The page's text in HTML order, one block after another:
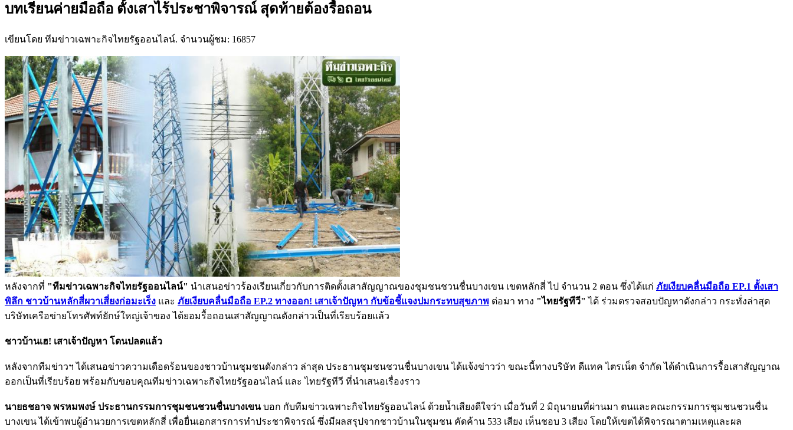
บทเรียนค่ายมือถือ ตั้งเสาไร้ประชาพิจารณ์ สุดท้ายต้องรื้อถอน
เขียนโดย ทีมข่าวเฉพาะกิจไทยรัฐออนไลน์. จำนวนผู้ชม: 16857
หลังจากที่ "ทีมข่าวเฉพาะกิจไทยรัฐออนไลน์" นำเสนอข่าวร้องเรียนเกี่ยวกับการติดตั้งเสาสัญญาณของชุมชนชวนชื่นบางเขน เขตหลักสี่ ไป จำนวน 2 ตอน ซึ่งได้แก่ ภัยเงียบคลื่นมือถือ EP.1 ตั้งเสา
พิลึก ชาวบ้านหลักสี่ผวาเสี่ยงก่อมะเร็ง และ ภัยเงียบคลื่นมือถือ EP.2 ทางออก! เสาเจ้าปัญหา กับข้อชี้แจงปมกระทบสุขภาพ ต่อมา ทาง "ไทยรัฐทีวี"ได้ ร่วมตรวจสอบปัญหาดังกล่าว กระทั่งล่าสุด
บริษัทเครือข่ายโทรศัพท์ยักษ์ใหญ่เจ้าของ ได้ยอมรื้อถอนเสาสัญญาณดังกล่าวเป็นที่เรียบร้อยแล้ว
ชาวบ้านเฮ! เสาเจ้าปัญหา โดนปลดแล้ว
หลังจากทีมข่าวฯ ได้เสนอข่าวความเดือดร้อนของชาวบ้านชุมชนดังกล่าว ล่าสุด ประธานชุมชนชวนชื่นบางเขน ได้แจ้งข่าวว่า ขณะนี้ทางบริษัท ดีแทค ไตรเน็ต จำกัด ได้ดำเนินการรื้อเสาสัญญาณ
ออกเป็นที่เรียบร้อย พร้อมกับขอบคุณทีมข่าวเฉพาะกิจไทยรัฐออนไลน์ และ ไทยรัฐทีวี ที่นำเสนอเรื่องราว
นายธชอาจ พรหมพงษ์ ประธานกรรมการชุมชนชวนชื่นบางเขนบอก กับทีมข่าวเฉพาะกิจไทยรัฐออนไลน์ ด้วยน้ำเสียงดีใจว่า เมื่อวันที่ 2 มิถุนายนที่ผ่านมา ตนและคณะกรรมการชุมชนชวนชื่น
บางเขน ได้เข้าพบผู้อำนวยการเขตหลักสี่ เพื่อยื่นเอกสารการทำประชาพิจารณ์ ซึ่งมีผลสรุปจากชาวบ้านในชุมชน คัดค้าน 533 เสียง เห็นชอบ 3 เสียง โดยให้เขตได้พิจารณาตามเหตุและผล